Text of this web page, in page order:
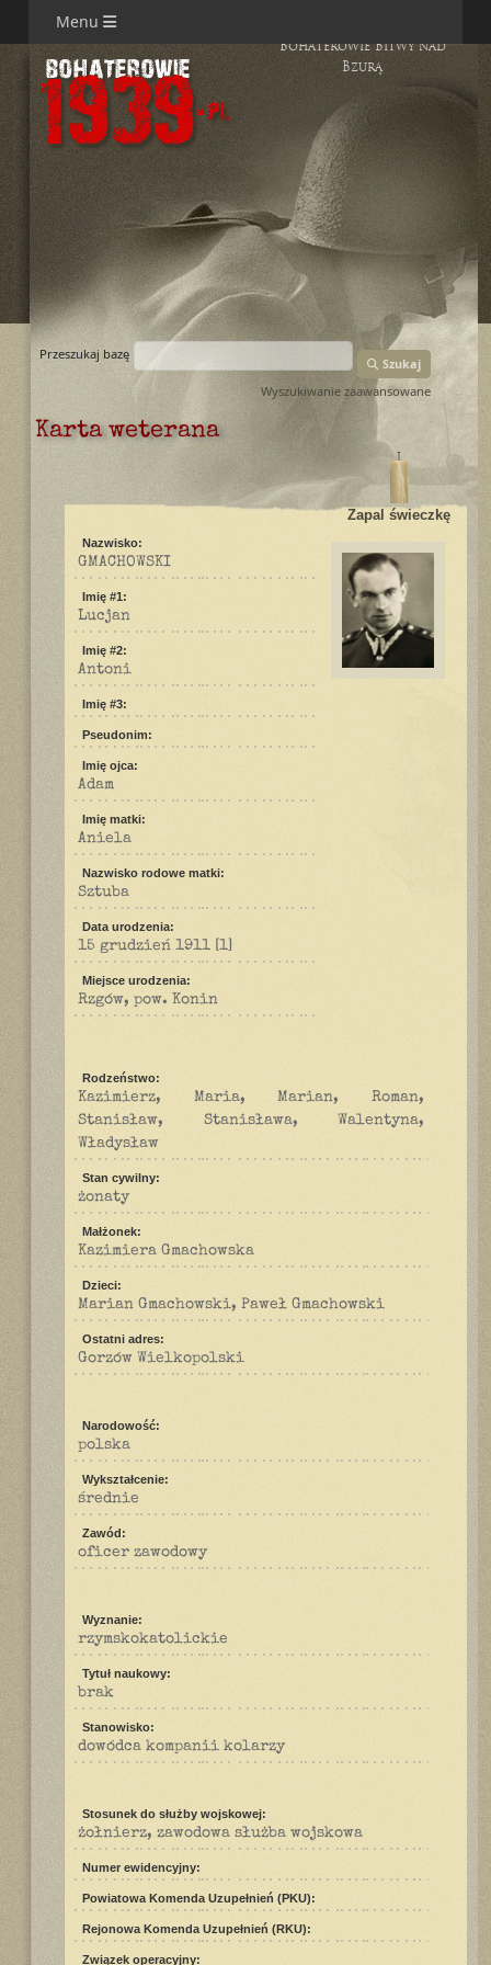
Menu
Bohaterowie Bitwy nad
Bzurą
Przeszukaj bazę
Szukaj
Wyszukiwanie zaawansowane
Karta weterana
Zapal świeczkę
Nazwisko:
GMACHOWSKI
Imię #1:
Lucjan
Imię #2:
Antoni
Imię #3:
Pseudonim:
Imię ojca:
Adam
Imię matki:
Aniela
Nazwisko rodowe matki:
Sztuba
Data urodzenia:
15 grudzień 1911 [1]
Miejsce urodzenia:
Rzgów, pow. Konin
Rodzeństwo:
Kazimierz, Maria, Marian, Roman,
Stanisław, Stanisława, Walentyna,
Władysław
Stan cywilny:
żonaty
Małżonek:
Kazimiera Gmachowska
Dzieci:
Marian Gmachowski, Paweł Gmachowski
Ostatni adres:
Gorzów Wielkopolski
Narodowość:
polska
Wykształcenie:
średnie
Zawód:
oficer zawodowy
Wyznanie:
rzymskokatolickie
Tytuł naukowy:
brak
Stanowisko:
dowódca kompanii kolarzy
Stosunek do służby wojskowej:
żołnierz, zawodowa służba wojskowa
Numer ewidencyjny:
Powiatowa Komenda Uzupełnień (PKU):
Rejonowa Komenda Uzupełnień (RKU):
Związek operacyjny: